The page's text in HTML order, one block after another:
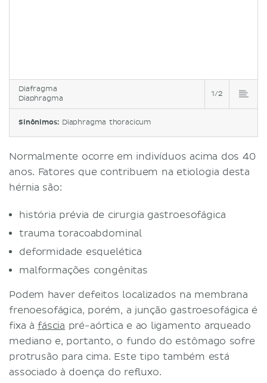
Diafragma
Diaphragma
1/2
Sinônimos: Diaphragma thoracicum
Normalmente ocorre em indivíduos acima dos 40
anos. Fatores que contribuem na etiologia desta
hérnia são:
história prévia de cirurgia gastroesofágica
trauma toracoabdominal
deformidade esquelética
malformações congênitas
Podem haver defeitos localizados na membrana
frenoesofágica, porém, a junção gastroesofágica é
fixa àfáscia pré-aórtica e ao ligamento arqueado
mediano e, portanto, o fundo do estômago sofre
protrusão para cima. Este tipo também está
associado à doença do refluxo.